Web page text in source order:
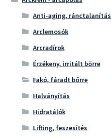
Anti-aging, ránctalanítás
Arclemosók
Arcradírok
Érzékeny, irritált bőrre
Fakó, fáradt bőrre
Halványítás
Hidratálók
Lifting, feszesítés